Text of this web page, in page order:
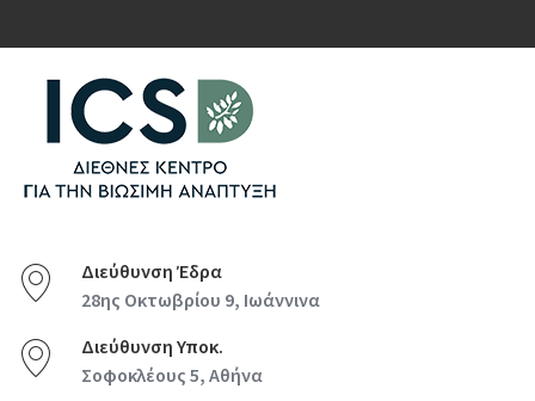
Διεύθυνση Έδρα
28ης Οκτωβρίου 9, Ιωάννινα
Διεύθυνση Υποκ.
Σοφοκλέους 5, Αθήνα